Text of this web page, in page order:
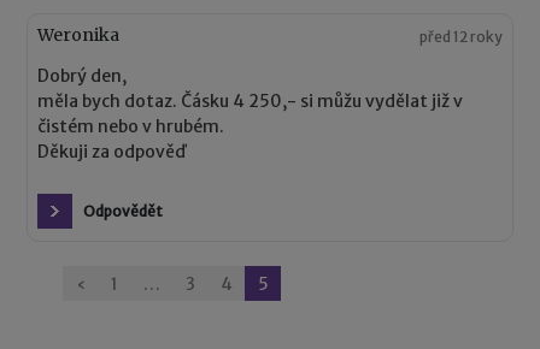
Weronika před 12 roky
Dobrý den,
měla bych dotaz. Čásku 4 250,- si můžu vydělat již v
čistém nebo v hrubém.
Děkuji za odpověď
Odpovědět
Stránkování
‹ 1 … 3 4 5